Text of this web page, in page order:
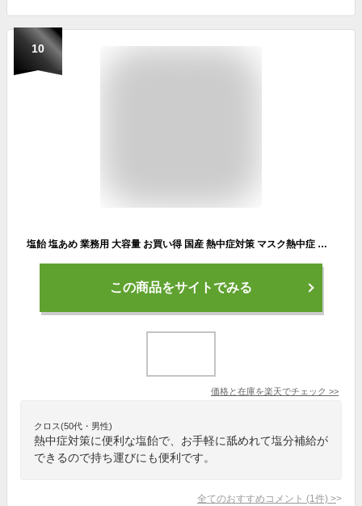
10
塩飴 塩あめ 業務用 大容量 お買い得 国産 熱中症対策 マスク熱中症 日射病 熱中症 予防 対策 スポーツ 塩分 キャンディ 沖縄 海水 入江製菓 飴 送料無料 ポイント消化 おすすめ品 big
この商品をサイトでみる
価格と在庫を楽天でチェック >>
クロス(50代・男性)
熱中症対策に便利な塩飴で、お手軽に舐めれて塩分補給が
できるので持ち運びにも便利です。
全てのおすすめコメント (1 件) >